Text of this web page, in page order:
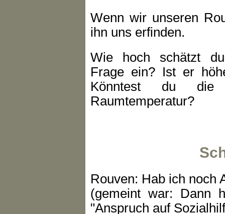
Wenn wir unseren
ihn uns erfinden.
Wie hoch schätzt
Frage ein? Ist er
Könntest du die
Raumtemperatur?
Rouven: Hab ich noch
(gemeint war: Dann
"Anspruch auf